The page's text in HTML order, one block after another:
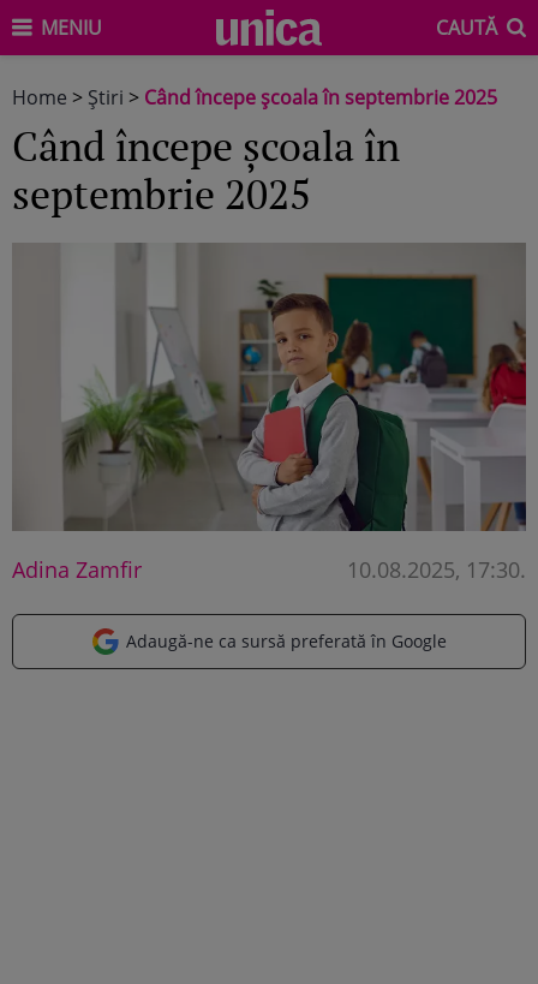
MENIU CAUTĂ
Home > Știri > Când începe școala în septembrie 2025
Când începe școala în
septembrie 2025
Adina Zamfir 10.08.2025, 17:30.
Adaugă-ne ca sursă preferată în Google